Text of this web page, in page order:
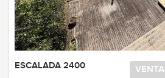
VENTA
ESCALADA 2400